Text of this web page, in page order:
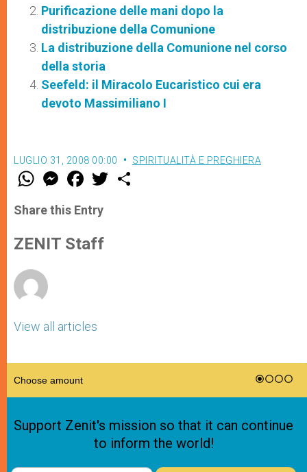
Purificazione delle mani dopo la
distribuzione della Comunione
La distribuzione della Comunione nel corso
della storia
Seefeld: il Miracolo Eucaristico cui era
devoto Massimiliano I
LUGLIO 31, 2008 00:00 SPIRITUALITÀ E PREGHIERA
W
t
s
p
p
M
e
s
e
g
e
F
a
e
b
o
k
w
Share this Entry
ZENIT Staff
View all articles